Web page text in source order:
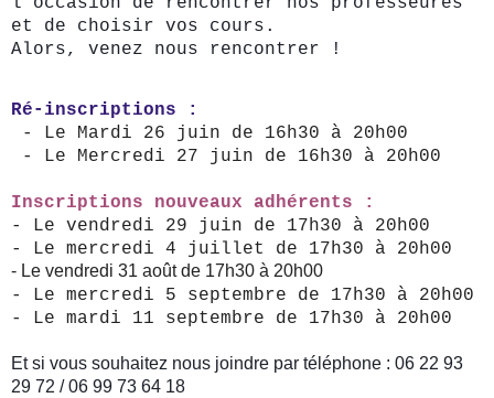
et de choisir vos cours.
Alors, venez nous rencontrer !
Ré-inscriptions :
- Le Mardi 26 juin de 16h30 à 20h00
- Le Mercredi 27 juin de 16h30 à 20h00
Inscriptions nouveaux adhérents :
- Le vendredi 29 juin de 17h30 à 20h00
- Le mercredi 4 juillet de 17h30 à 20h00
- Le vendredi 31 août de 17h30 à 20h00
- Le mercredi 5 septembre de 17h30 à 20h00
- Le mardi 11 septembre de 17h30 à 20h00
Et si vous souhaitez nous joindre par téléphone : 06 22 93
29 72 / 06 99 73 64 18